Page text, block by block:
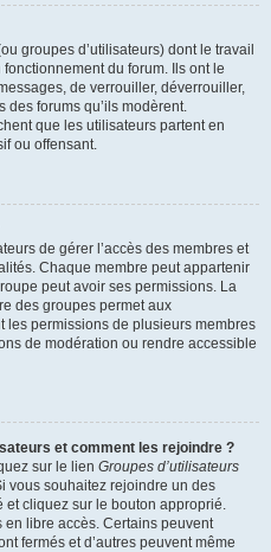
groupes d’utilisateurs) dont le travail
du forum. Ils ont le
de verrouiller, déverrouiller,
des forums qu’ils modèrent.
que les utilisateurs partent en
ou offensant.
de gérer l’accès des membres et
Chaque membre peut appartenir
peut avoir ses permissions. La
des groupes permet aux
les permissions de plusieurs membres
de modération ou rendre accessible
et comment les rejoindre ?
sur le lien Groupes d’utilisateurs
vous souhaitez rejoindre un des
cliquez sur le bouton approprié.
en libre accès. Certains peuvent
fermés et d’autres peuvent même